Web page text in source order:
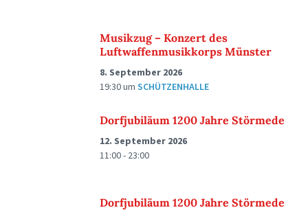
Musikzug – Konzert des
Luftwaffenmusikkorps Münster
8. September 2026
19:30um SCHÜTZENHALLE
Dorfjubiläum 1200 Jahre Störmede
12. September 2026
11:00 - 23:00
Dorfjubiläum 1200 Jahre Störmede